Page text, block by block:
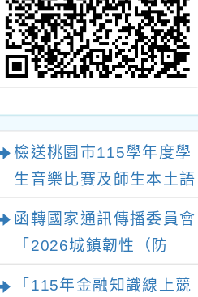
檢送桃園市115學年度學
生音樂比賽及師生本土語
函轉國家通訊傳播委員會
「2026城鎮韌性（防
「115年金融知識線上競